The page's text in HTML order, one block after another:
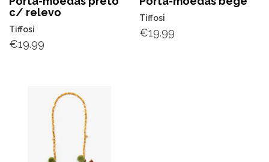
c/ relevo
Tiffosi
€19.99
Tiffosi
€19.99